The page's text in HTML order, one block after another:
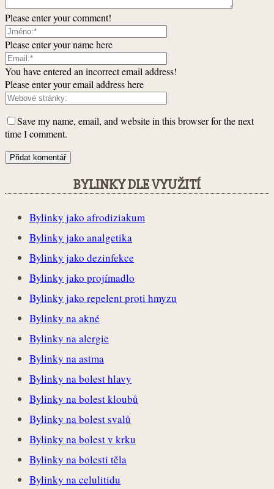
Please enter your comment!
Please enter your name here
You have entered an incorrect email address!
Please enter your email address here
Save my name, email, and website in this browser for the next
time I comment.
BYLINKY DLE VYUŽITÍ
Bylinky jako afrodiziakum
Bylinky jako analgetika
Bylinky jako dezinfekce
Bylinky jako projímadlo
Bylinky jako repelent proti hmyzu
Bylinky na akné
Bylinky na alergie
Bylinky na astma
Bylinky na bolest hlavy
Bylinky na bolest kloubů
Bylinky na bolest svalů
Bylinky na bolest v krku
Bylinky na bolesti těla
Bylinky na celulitidu